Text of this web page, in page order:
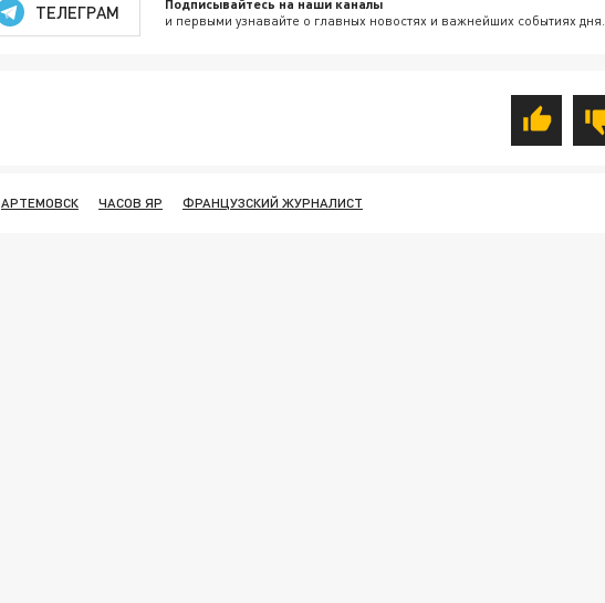
ТЕЛЕГРАМ Подписывайтесь на наши каналы
и первыми узнавайте о главных новостях и важнейших событиях дня.
АРТЕМОВСК ЧАСОВ ЯР ФРАНЦУЗСКИЙ ЖУРНАЛИСТ